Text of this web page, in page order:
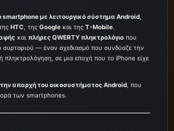
με λειτουργικό σύστημα Android
HTC , της Google και της T-Mobile
και πλήρες QWERTY πληκτρολόγιο που
— έναν σχεδιασμό που συνδύαζε την
πληκτρολόγηση, σε μια εποχή που το iPhone είχε
την απαρχή του οικοσυστήματος Android , που
των smartphones.